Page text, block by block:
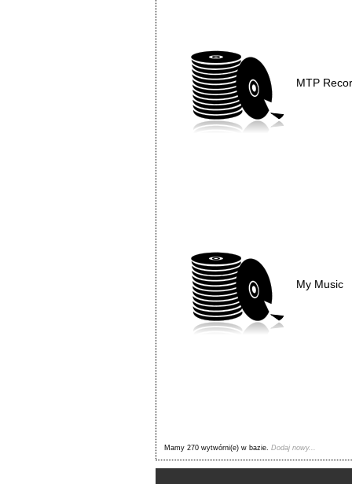
MTP
My Music
Mamy 270 wytwórni(e) w bazie. Dodaj nowy...